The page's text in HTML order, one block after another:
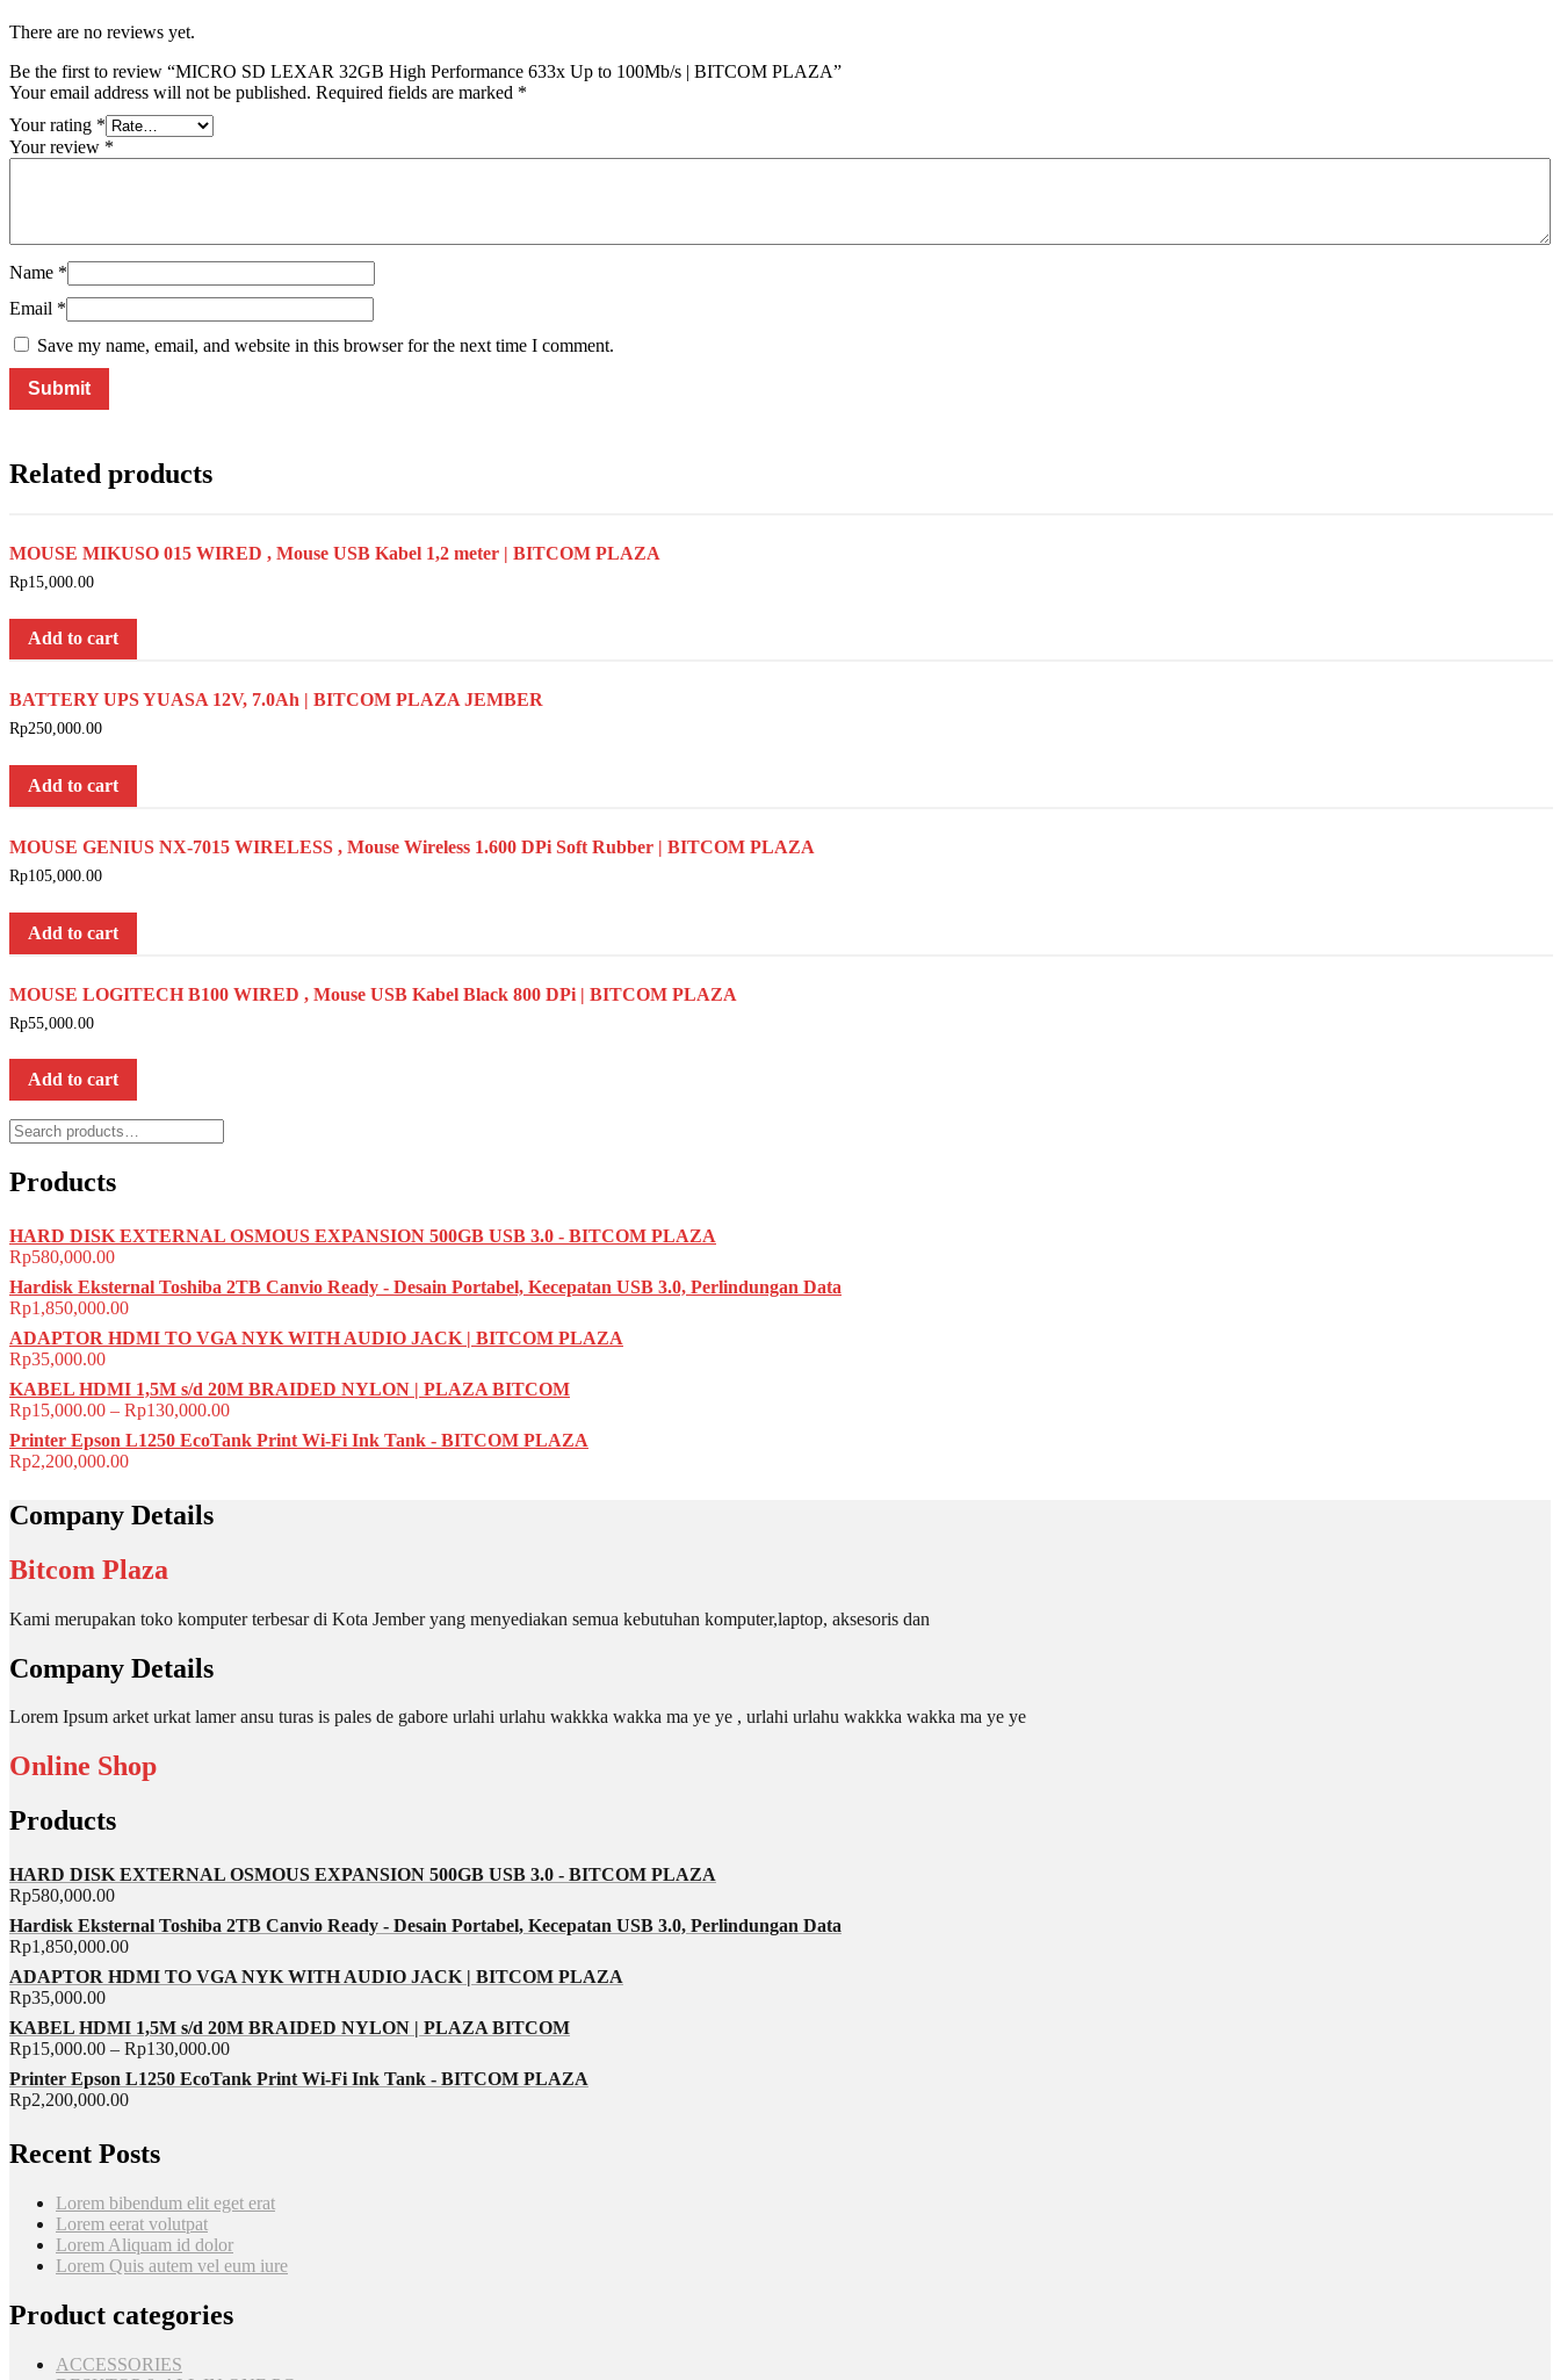
There are no reviews yet.
Be the first to review “MICRO SD LEXAR 32GB High Performance 633x Up to 100Mb/s | BITCOM PLAZA”
Your email address will not be published. Required fields are marked *
Your rating *
Your review *
Name *
Email *
Save my name, email, and website in this browser for the next time I comment.
Related products
MOUSE MIKUSO 015 WIRED , Mouse USB Kabel 1,2 meter | BITCOM PLAZA
Rp15,000.00
Add to cart
BATTERY UPS YUASA 12V, 7.0Ah | BITCOM PLAZA JEMBER
Rp250,000.00
Add to cart
MOUSE GENIUS NX-7015 WIRELESS , Mouse Wireless 1.600 DPi Soft Rubber | BITCOM PLAZA
Rp105,000.00
Add to cart
MOUSE LOGITECH B100 WIRED , Mouse USB Kabel Black 800 DPi | BITCOM PLAZA
Rp55,000.00
Add to cart
Search
for:
Products
HARD DISK EXTERNAL OSMOUS EXPANSION 500GB USB 3.0 - BITCOM PLAZA
Rp580,000.00
Hardisk Eksternal Toshiba 2TB Canvio Ready - Desain Portabel, Kecepatan USB 3.0, Perlindungan Data
Rp1,850,000.00
ADAPTOR HDMI TO VGA NYK WITH AUDIO JACK | BITCOM PLAZA
Rp35,000.00
KABEL HDMI 1,5M s/d 20M BRAIDED NYLON | PLAZA BITCOM
Rp15,000.00 – Rp130,000.00
Printer Epson L1250 EcoTank Print Wi-Fi Ink Tank - BITCOM PLAZA
Rp2,200,000.00
Company Details
Bitcom Plaza
Kami merupakan toko komputer terbesar di Kota Jember yang menyediakan semua kebutuhan komputer,laptop, aksesoris dan
Company Details
Lorem Ipsum arket urkat lamer ansu turas is pales de gabore urlahi urlahu wakkka wakka ma ye ye , urlahi urlahu wakkka wakka ma ye ye
Online Shop
Products
HARD DISK EXTERNAL OSMOUS EXPANSION 500GB USB 3.0 - BITCOM PLAZA
Rp580,000.00
Hardisk Eksternal Toshiba 2TB Canvio Ready - Desain Portabel, Kecepatan USB 3.0, Perlindungan Data
Rp1,850,000.00
ADAPTOR HDMI TO VGA NYK WITH AUDIO JACK | BITCOM PLAZA
Rp35,000.00
KABEL HDMI 1,5M s/d 20M BRAIDED NYLON | PLAZA BITCOM
Rp15,000.00 – Rp130,000.00
Printer Epson L1250 EcoTank Print Wi-Fi Ink Tank - BITCOM PLAZA
Rp2,200,000.00
Recent Posts
Lorem bibendum elit eget erat
Lorem eerat volutpat
Lorem Aliquam id dolor
Lorem Quis autem vel eum iure
Product categories
ACCESSORIES